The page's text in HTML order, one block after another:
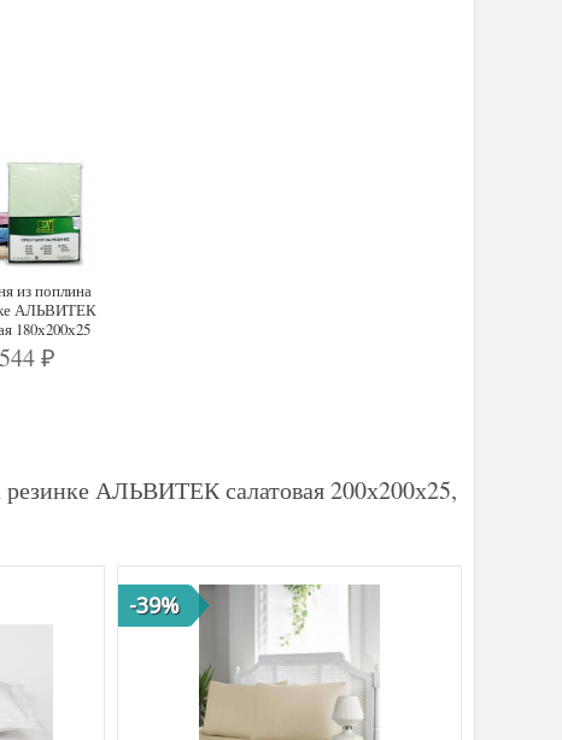
из поплина
АЛЬВИТЕК
180х200х25
₽
АЛЬВИТЕК салатовая 200х200х25,
-39%